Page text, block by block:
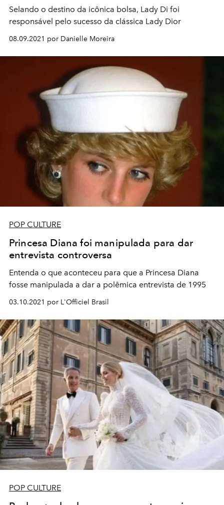
Selando o destino da icônica bolsa, Lady Di foi
responsável pelo sucesso da clássica Lady Dior
08.09.2021 por Danielle Moreira
POP CULTURE
Princesa Diana foi manipulada para dar
entrevista controversa
Entenda o que aconteceu para que a Princesa Diana
fosse manipulada a dar a polêmica entrevista de 1995
03.10.2021 por L'Officiel Brasil
POP CULTURE